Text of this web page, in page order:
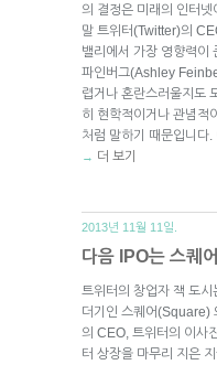
의 결정은 미래의 인터넷
말 트위터(Twitter)의
밸리에서 가장 영향력이
파인버그(Ashley
렵거나 혼란스러울지도
히 현학적이거나 관념적
처럼 말하기 때문입니다
→ 더 보기
2013년 11월 11일.
다음 IPO는 스퀘
트위터의 창업자 잭 도시
더기인 스퀘어(Square)
의 CEO, 트위터의 이사
터 상장을 마무리 지은